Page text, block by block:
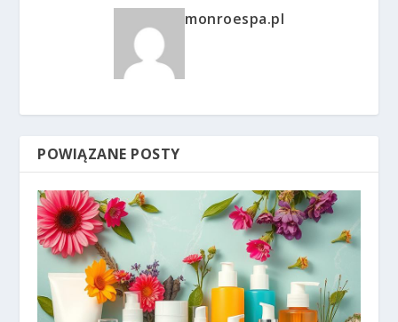
monroespa.pl
POWIĄZANE POSTY